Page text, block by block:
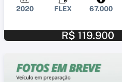
2020 FLEX 67.000
R$ 119.900